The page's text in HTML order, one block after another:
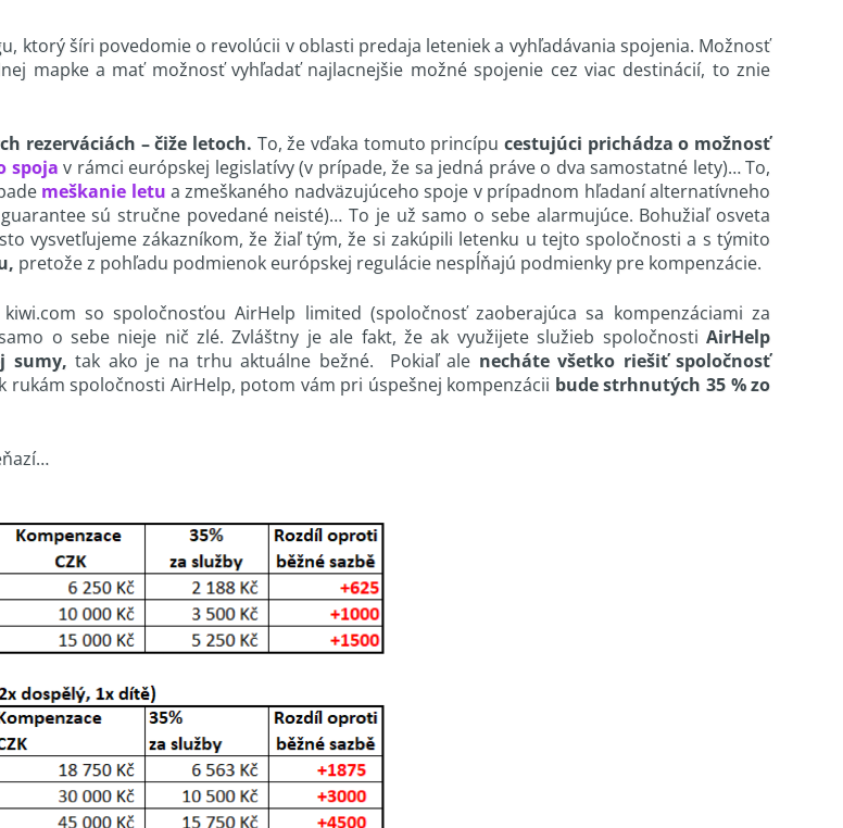
ktorý šíri povedomie o revolúcii v oblasti predaja leteniek a vyhľadávania spojenia. Možnosť
mapke a mať možnosť vyhľadať najlacnejšie možné spojenie cez viac destinácií, to znie
rezerváciách – čiže letoch. To, že vďaka tomuto princípucestujúci prichádza o možnosť
spoja v rámci európskej legislatívy (v prípade, že sa jedná práve o dva samostatné lety)… To,
meškanie letu a zmeškaného nadväzujúceho spoje v prípadnom hľadaní alternatívneho
sú stručne povedané neisté)… To je už samo o sebe alarmujúce. Bohužiaľ osveta
vysvetľujeme zákazníkom, že žiaľ tým, že si zakúpili letenku u tejto spoločnosti a s týmito
pretože z pohľadu podmienok európskej regulácie nespĺňajú podmienky pre kompenzácie.
so spoločnosťou AirHelp limited (spoločnosť zaoberajúca sa kompenzáciami za
o sebe nieje nič zlé. Zvláštny je ale fakt, že ak využijete služieb spoločnosti AirHelp
sumy,tak ako je na trhu aktuálne bežné. Pokiaľ ale necháte všetko riešiť spoločnosť
spoločnosti AirHelp, potom vám pri úspešnej kompenzácii bude strhnutých 35 % zo